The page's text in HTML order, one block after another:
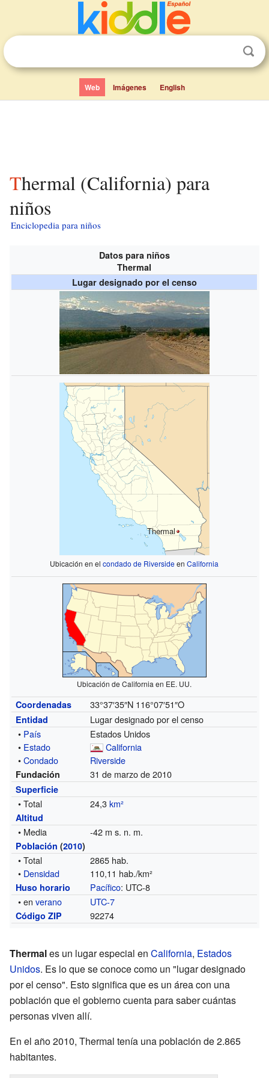
Web Imágenes English
Thermal (California) para
niños
Enciclopedia para niños
Datos para niños
Thermal
Lugar designado por el censo
Thermal
Ubicación en elcondado de RiversideenCalifornia
Ubicación de California en EE. UU.
Coordenadas 33°37′35″N 116°07′51″O
Entidad
Lugar designado por el censo
• País
Estados Unidos
• Estado
California
•Condado Riverside
Fundación 31 de marzo de 2010
Superficie
• Total 24,3km²
Altitud
• Media -42 m s. n. m.
Población (2010)
• Total
2865 hab.
• Densidad 110,11 hab./km²
Huso horario Pacífico: UTC-8
• enverano UTC-7
Código ZIP 92274
Thermales un lugar especial en California, Estados
Unidos. Es lo que se conoce como un "lugar designado
por el censo". Esto significa que es un área con una
población que el gobierno cuenta para saber cuántas
personas viven allí.
En el año 2010, Thermal tenía una población de 2.865
habitantes.